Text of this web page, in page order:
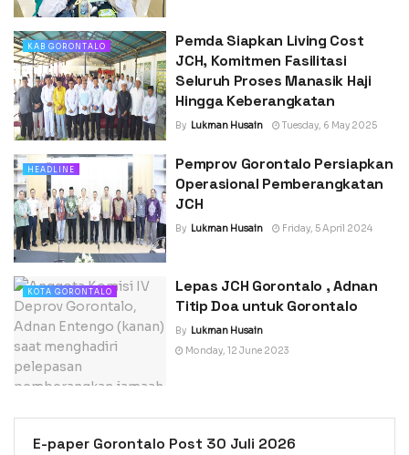
KAB GORONTALO
Pemda Siapkan Living Cost
JCH, Komitmen Fasilitasi
Seluruh Proses Manasik Haji
Hingga Keberangkatan
By Lukman Husain Tuesday, 6 May 2025
HEADLINE
Pemprov Gorontalo Persiapkan
Operasional Pemberangkatan
JCH
By Lukman Husain Friday, 5 April 2024
KOTA GORONTALO
Lepas JCH Gorontalo , Adnan
Titip Doa untuk Gorontalo
By Lukman Husain
Monday, 12 June 2023
E-paper Gorontalo Post 30 Juli 2026